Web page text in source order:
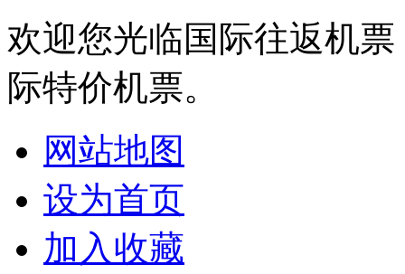
欢迎您光临国际往返机
际特价机票。
网站地图
设为首页
加入收藏